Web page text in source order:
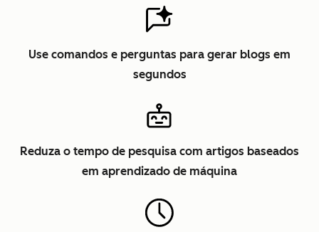
Use comandos e perguntas para gerar blogs em
segundos
Reduza o tempo de pesquisa com artigos baseados
em aprendizado de máquina